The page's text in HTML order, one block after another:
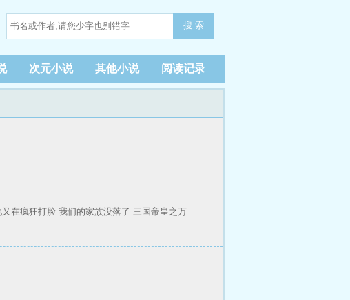
搜 索
次元小说 其他小说 阅读记录
在疯狂打脸 我们的家族没落了 三国帝皇之万